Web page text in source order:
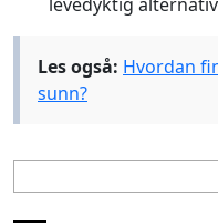
Les også: Hvordan
sunn?